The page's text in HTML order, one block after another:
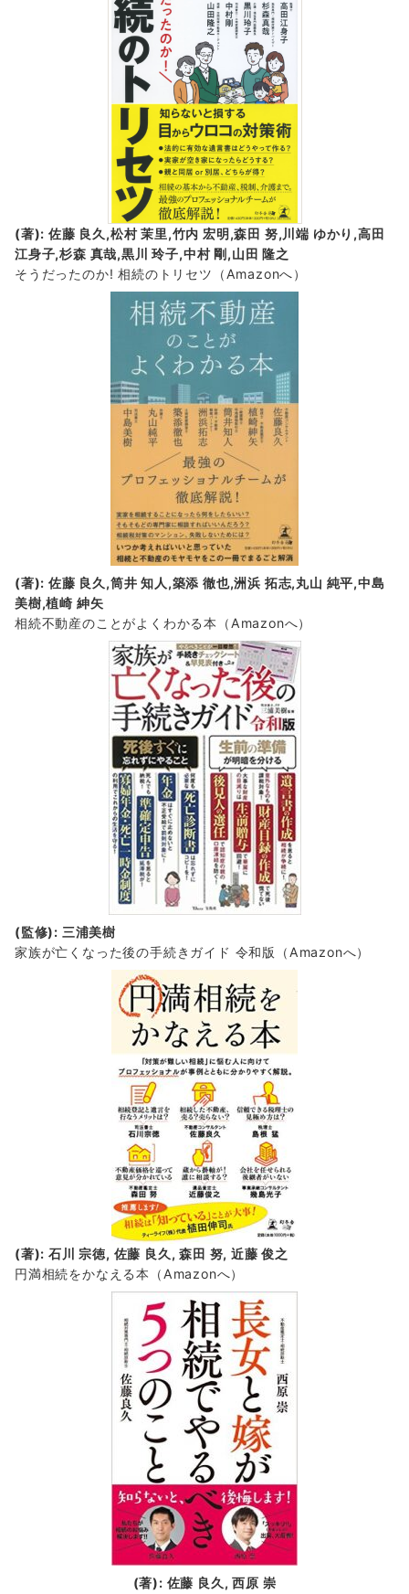
(著): 佐藤 良久,松村 茉里,竹内 宏明,森田 努,川端 ゆかり,高田
江身子,杉森 真哉,黒川 玲子,中村 剛,山田 隆之
そうだったのか! 相続のトリセツ
（Amazonへ）
(著): 佐藤 良久,筒井 知人,築添 徹也,洲浜 拓志,丸山 純平,中島
美樹,植崎 紳矢
相続不動産のことがよくわかる本（Amazonへ）
(監修): 三浦美樹
家族が亡くなった後の手続きガイド 令和版（Amazonへ）
(著): 石川 宗徳, 佐藤 良久, 森田 努, 近藤 俊之
円満相続をかなえる本（Amazonへ）
(著): 佐藤 良久, 西原 崇